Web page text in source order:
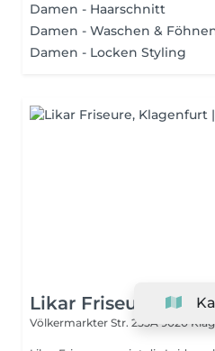
Damen - Haarschnitt
Damen - Waschen &
Damen - Locken Styling
Likar Friseure
Völkermarkter Str. 255A 9020